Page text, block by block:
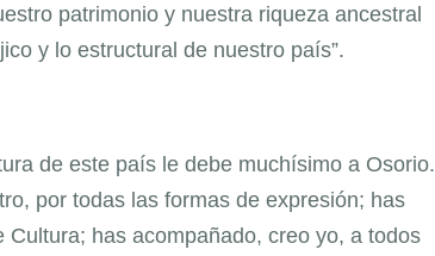
patrimonio y nuestra riqueza ancestral
y lo estructural de nuestro país”.
de este país le debe muchísimo a Osorio.
por todas las formas de expresión; has
has acompañado, creo yo, a todos